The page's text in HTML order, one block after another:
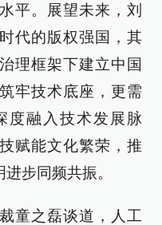
平。展望未来，刘
代的版权强国，其
理框架下建立中国
牢技术底座，更需
度融入技术发展脉
赋能文化繁荣，推
步同频共振。
童之磊谈道，人工